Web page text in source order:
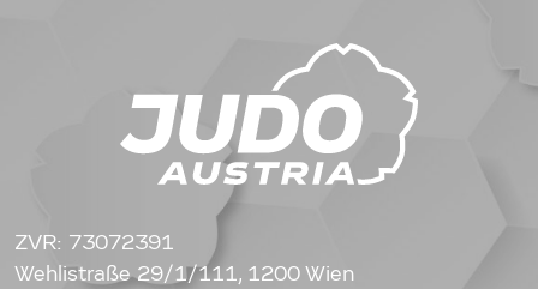
ZVR: 73072391
Wehlistraße 29/1/111, 1200 Wien